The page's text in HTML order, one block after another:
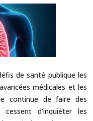
de santé publique les
médicales et les
continue de faire des
d’inquiéter les